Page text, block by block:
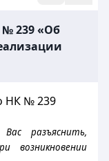
239 «Об
НК № 239
разъяснить,
возникновении